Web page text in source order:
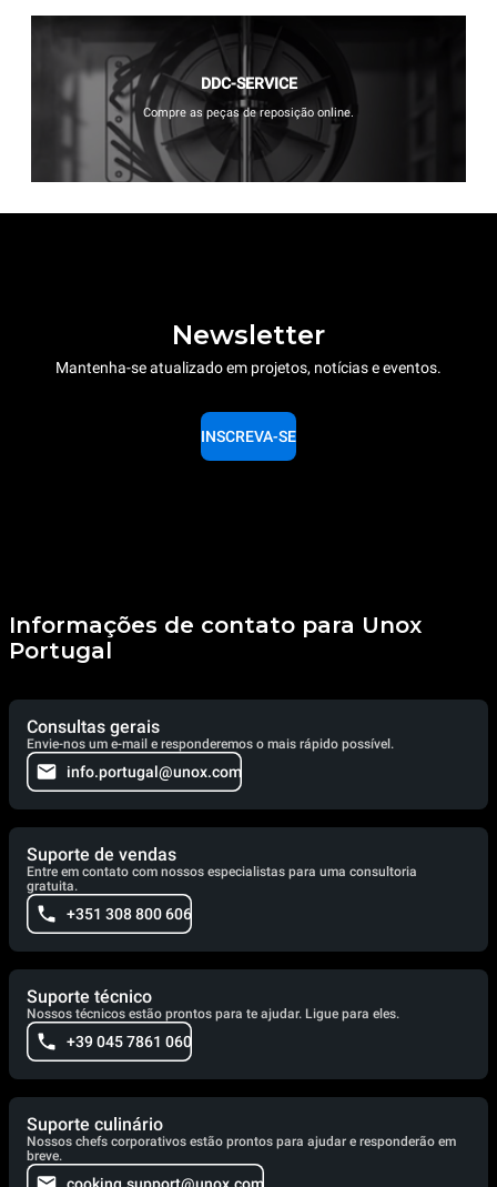
DDC-SERVICE
Compre as peças de reposição online.
Newsletter
Mantenha-se atualizado em projetos, notícias e eventos.
INSCREVA-SE
Informações de contato para Unox
Portugal
Consultas gerais
Envie-nos um e-mail e responderemos o mais rápido possível.
info.portugal@unox.com
Suporte de vendas
Entre em contato com nossos especialistas para uma consultoria
gratuita.
+351 308 800 606
Suporte técnico
Nossos técnicos estão prontos para te ajudar. Ligue para eles.
+39 045 7861 060
Suporte culinário
Nossos chefs corporativos estão prontos para ajudar e responderão em
breve.
cooking.support@unox.com